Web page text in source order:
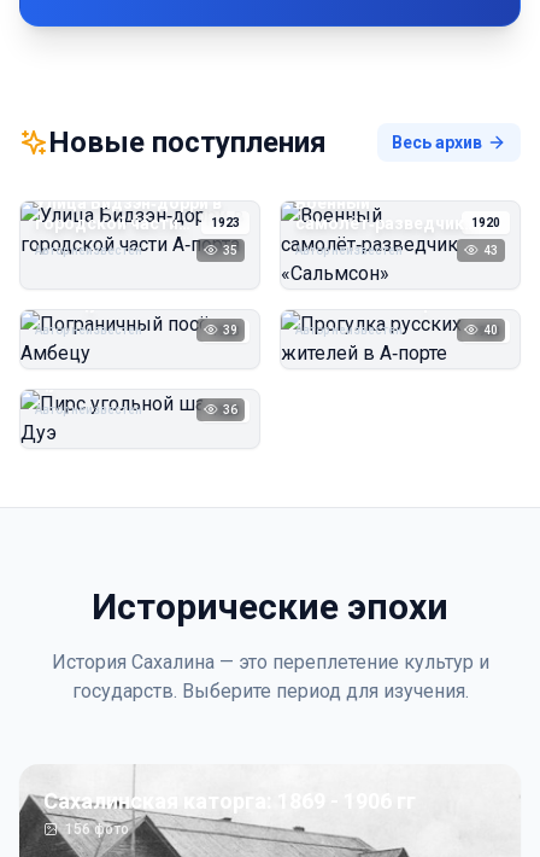
Новые поступления Весь архив
1923
Улица Бидзэн‑дорри в
городской части
А‑порта
Автор неизвестен 35
1920
Военный
самолёт‑разведчик
«Сальмсон»
Автор неизвестен 43
1923
Автор неизвестен 39 1923
Прогулка русских
Автор неизвестен 40
1923
Пирс угольной шахты
Автор неизвестен 36
Исторические эпохи
История Сахалина — это переплетение культур и
государств. Выберите период для изучения.
Сахалинская каторга: 1869 - 1906 гг
156фото